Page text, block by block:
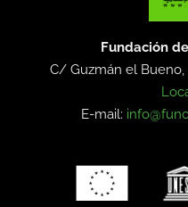
Fundación
C/ Guzmán el
E-mail: